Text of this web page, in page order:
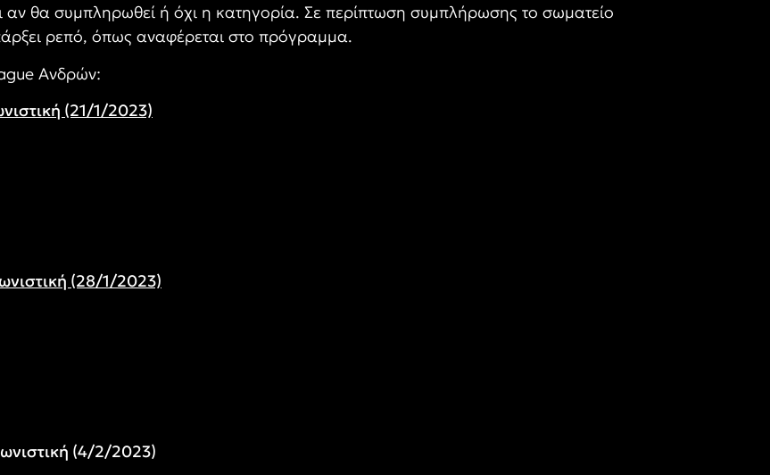
αν θα συμπληρωθεί ή όχι η κατηγορία. Σε περίπτωση συμπλήρωσης το σωματείο
ρεπό, όπως αναφέρεται στο πρόγραμμα.
Ανδρών:
(21/1/2023)
(28/1/2023)
(4/2/2023)